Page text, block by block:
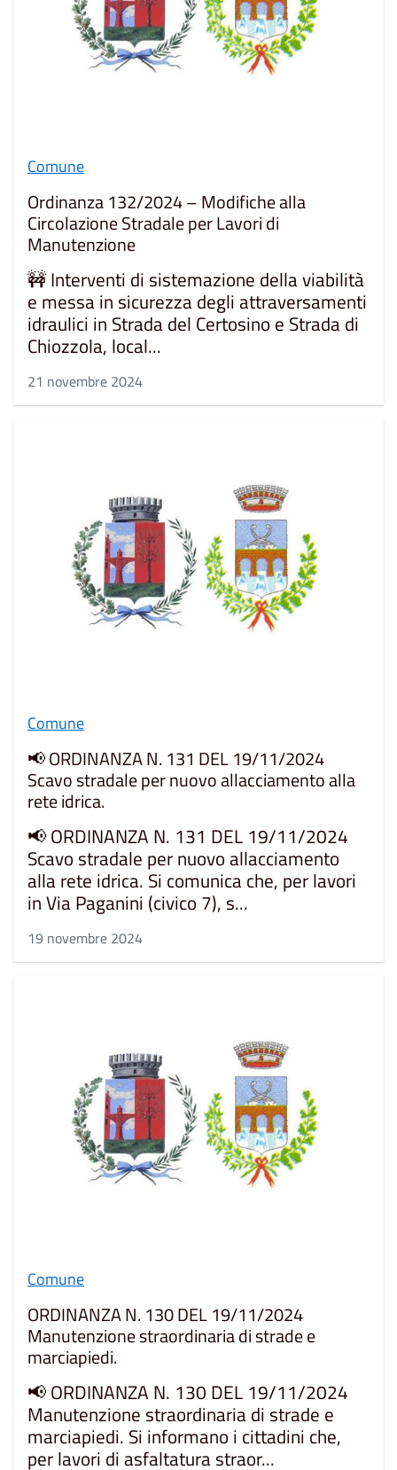
Comune
Ordinanza 132/2024 – Modifiche alla
Circolazione Stradale per Lavori di
Manutenzione
🚧 Interventi di sistemazione della viabilità
e messa in sicurezza degli attraversamenti
idraulici in Strada del Certosino e Strada di
Chiozzola, local...
21 novembre 2024
Comune
📢 ORDINANZA N. 131 DEL 19/11/2024
Scavo stradale per nuovo allacciamento alla
rete idrica.
📢 ORDINANZA N. 131 DEL 19/11/2024
Scavo stradale per nuovo allacciamento
alla rete idrica. Si comunica che, per lavori
in Via Paganini (civico 7), s...
19 novembre 2024
Comune
ORDINANZA N. 130 DEL 19/11/2024
Manutenzione straordinaria di strade e
marciapiedi.
📢 ORDINANZA N. 130 DEL 19/11/2024
Manutenzione straordinaria di strade e
marciapiedi. Si informano i cittadini che,
per lavori di asfaltatura straor...